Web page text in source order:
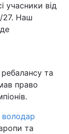
учасники від
27. Наш
та
право
володар
та